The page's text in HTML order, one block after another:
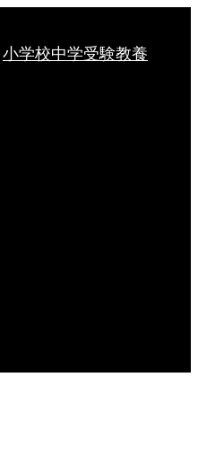
小学校中学受験教養